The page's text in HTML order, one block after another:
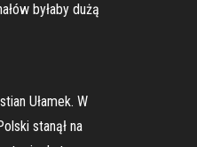
byłaby dużą
Ułamek. W
stanął na